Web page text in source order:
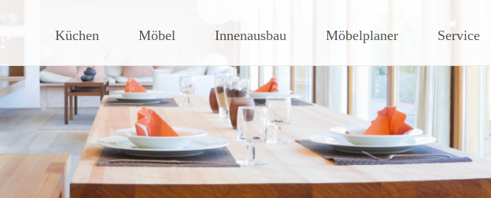
Küchen Möbel Innenausbau Möbelplaner Service